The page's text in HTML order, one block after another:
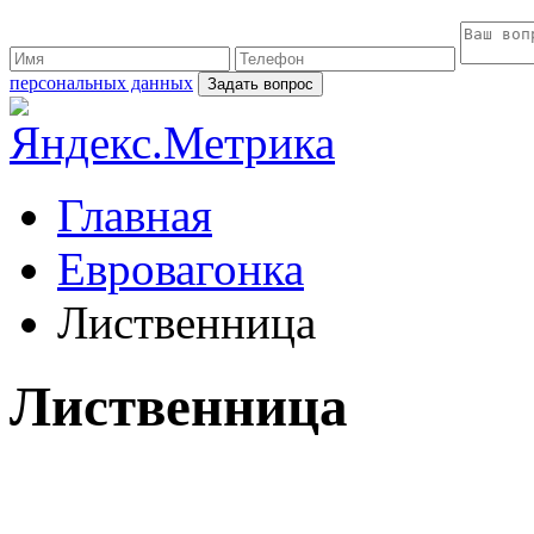
персональных данных
Главная
Евровагонка
Лиственница
Лиственница